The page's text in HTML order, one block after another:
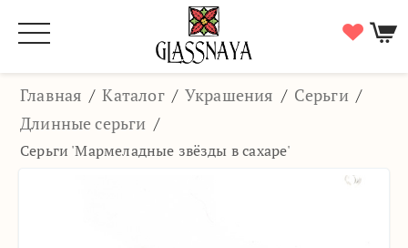
Главная / Каталог / Украшения / Серьги /
Длинные серьги /
Серьги 'Мармеладные звёзды в сахаре'